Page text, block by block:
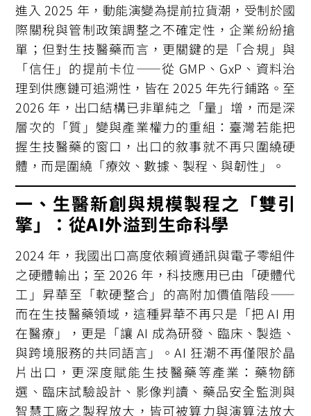
進入 2025 年，動能演變為提前拉貨潮，受制於國
際關稅與管制政策調整之不確定性，企業紛紛搶
單；但對生技醫藥而言，更關鍵的是「合規」與
「信任」的提前卡位——從 GMP、GxP、資料治
理到供應鏈可追溯性，皆在 2025 年先行鋪路。至
2026 年，出口結構已非單純之「量」增，而是深
層次的「質」變與產業權力的重組：臺灣若能把
握生技醫藥的窗口，出口的敘事就不再只圍繞硬
體，而是圍繞「療效、數據、製程、與韌性」。
一、生醫新創與規模製程之「雙引
擎」：從AI外溢到生命科學
2024 年，我國出口高度依賴資通訊與電子零組件
之硬體輸出；至 2026 年，科技應用已由「硬體代
工」昇華至「軟硬整合」的高附加價值階段——
而在生技醫藥領域，這種昇華不再只是「把 AI 用
在醫療」，更是「讓 AI 成為研發、臨床、製造、
與跨境服務的共同語言」。AI 狂潮不再僅限於晶
片出口，更深度賦能生技醫藥等產業：藥物篩
選、臨床試驗設計、影像判讀、藥品安全監測與
智慧工廠之製程放大，皆可被算力與演算法放大